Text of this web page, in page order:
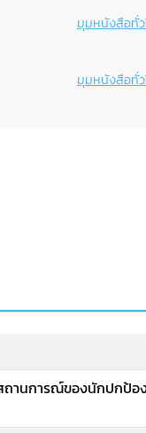
มุมหนังสือทั่ว
มุมหนังสือทั่ว
ถานการณ์ของนักปกป้